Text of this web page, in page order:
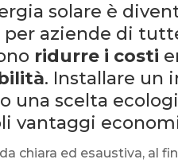
solare è
aziende di
ridurre i costi
. Installare un
una scelta
vantaggi
chiara ed esaustiva, al